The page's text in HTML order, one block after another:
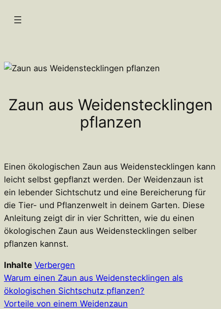
Inhalt
Zaun aus Weidenstecklingen
pflanzen
Einen ökologischen Zaun aus Weidenstecklingen kann
leicht selbst gepflanzt werden. Der Weidenzaun ist
ein lebender Sichtschutz und eine Bereicherung für
die Tier- und Pflanzenwelt in deinem Garten. Diese
Anleitung zeigt dir in vier Schritten, wie du einen
ökologischen Zaun aus Weidenstecklingen selber
pflanzen kannst.
Inhalte Verbergen
Warum einen Zaun aus Weidenstecklingen als
ökologischen Sichtschutz pflanzen?
Vorteile von einem Weidenzaun